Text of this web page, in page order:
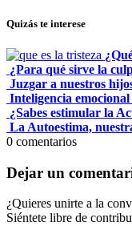
Quizás te interese
¿Para qué sirve la
Juzgar a nuestros
Inteligencia
¿Sabes estimular la
La Autoestima,
0 comentarios
Dejar un
¿Quieres unirte a la
Siéntete libre de